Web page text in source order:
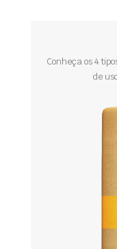
Conheça os 4
de